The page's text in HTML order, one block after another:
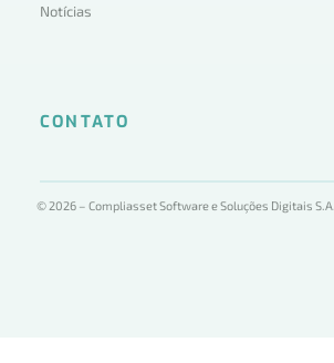
Notícias
CONTATO
© 2026 – Compliasset Software e Soluções Digitais S.A.